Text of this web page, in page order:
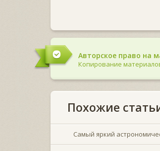
Авторское право на
Копирование
Похожие
Самый яркий